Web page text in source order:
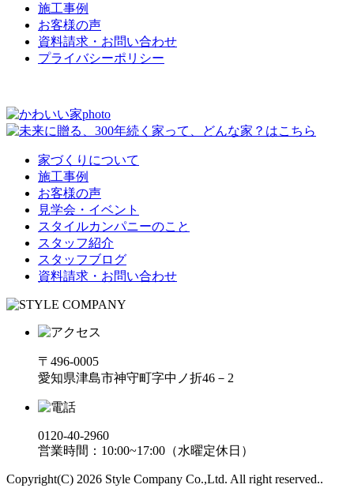
施工事例
お客様の声
資料請求・お問い合わせ
プライバシーポリシー
家づくりについて
施工事例
お客様の声
見学会・イベント
スタイルカンパニーのこと
スタッフ紹介
スタッフブログ
資料請求・お問い合わせ
〒496-0005
愛知県津島市神守町字中ノ折46－2
0120-40-2960
営業時間：10:00~17:00（水曜定休日）
Copyright(C) 2026 Style Company Co.,Ltd. All right reserved..